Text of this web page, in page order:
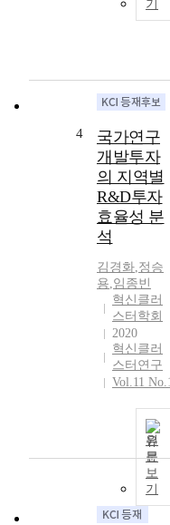
and "learning
motivation." In
experiences
through
blended PBL
instructions:
"Feeling great
as a motivated
learner and
significant
activities,"
of
through self-
directed
learning,"
"flexible
thinking and
extension of
"better self-
understanding
and greater
confidence." It
suggests that
blended PBL
기
4
국가연구
개발투자
의 지역별
R&D투자
효율성 분
석
김경화,정승
용,임종빈
혁신클러
스터학회
2020
혁신클러
스터연구
Vol.11
원
문
보
기